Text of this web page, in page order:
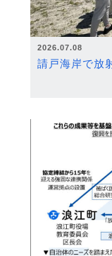
2026.07.08
請戸海岸で放